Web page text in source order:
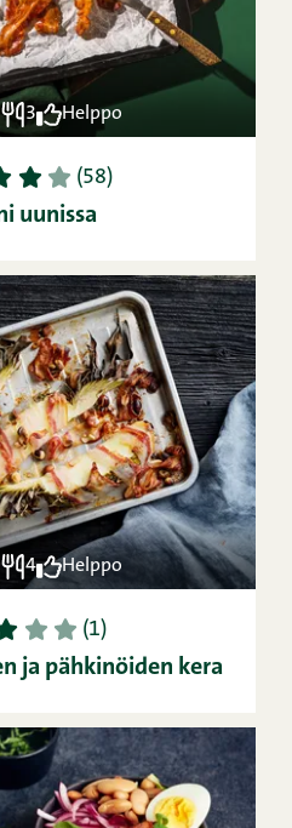
3 Helppo
4 5 (58)
uunissa
4 Helppo
3 4 5 (1)
ja pähkinöiden kera